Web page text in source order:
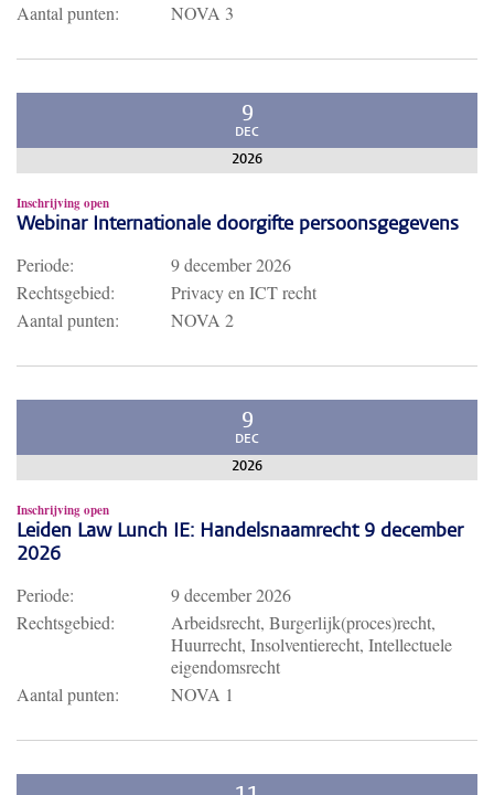
Aantal punten:
NOVA 3
9
DEC
2026
Inschrijving open
Webinar Internationale doorgifte persoonsgegevens
Periode:
9 december 2026
Rechtsgebied:
Privacy en ICT recht
Aantal punten:
NOVA 2
9
DEC
2026
Inschrijving open
Leiden Law Lunch IE: Handelsnaamrecht 9 december
2026
Periode:
9 december 2026
Rechtsgebied:
Arbeidsrecht, Burgerlijk(proces)recht,
Huurrecht, Insolventierecht, Intellectuele
eigendomsrecht
Aantal punten:
NOVA 1